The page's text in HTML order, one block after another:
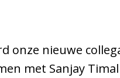
onze nieuwe
met Sanjay